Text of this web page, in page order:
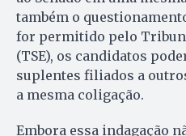
também o
for permitido pelo
(TSE), os candidatos
suplentes filiados a
a mesma coligação.
Embora essa indagação